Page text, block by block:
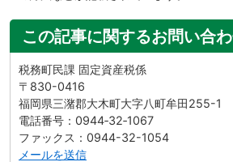
この記事に関するお問い合
税務町民課 固定資産税係
〒830-0416
福岡県三潴郡大木町大字八町牟田255-1
電話番号：0944‐32‐1067
ファックス：0944-32-1054
メールを送信